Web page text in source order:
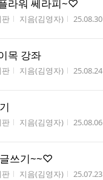
라워 쎄라피~♡
판 작성자
지음(김영자) 작성시간
25.08.30
목 강좌
판 작성자
지음(김영자) 작성시간
25.08.24
판 작성자
지음(김영자) 작성시간
25.08.06
쓰기~~♡
판 작성자
지음(김영자) 작성시간
25.07.23